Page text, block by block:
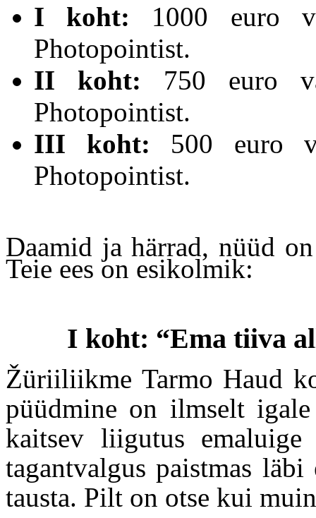
I koht: 1000 euro
Photopointist.
II koht: 750 euro
Photopointist.
III koht: 500 euro
Photopointist.
Daamid ja härrad, nüüd
Teie ees on esikolmik:
I koht: “Ema tiiva
Žüriiliikme Tarmo Haud
püüdmine on ilmselt
kaitsev liigutus
tagantvalgus paistmas
tausta. Pilt on otse kui